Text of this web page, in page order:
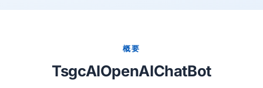
概要
TsgcAIOpenAIChatBot